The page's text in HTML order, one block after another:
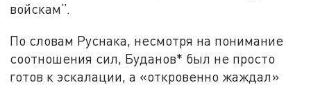
войскам”.
По словам Руснака, несмотря на понимание
соотношения сил, Буданов* был не просто
готов к эскалации, а «откровенно жаждал»